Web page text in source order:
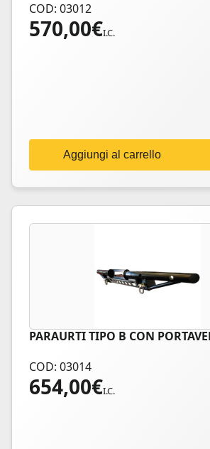
COD: 03012
570,00€I.C.
Aggiungi al carrello
PARAURTI TIPO B CON
COD: 03014
654,00€I.C.